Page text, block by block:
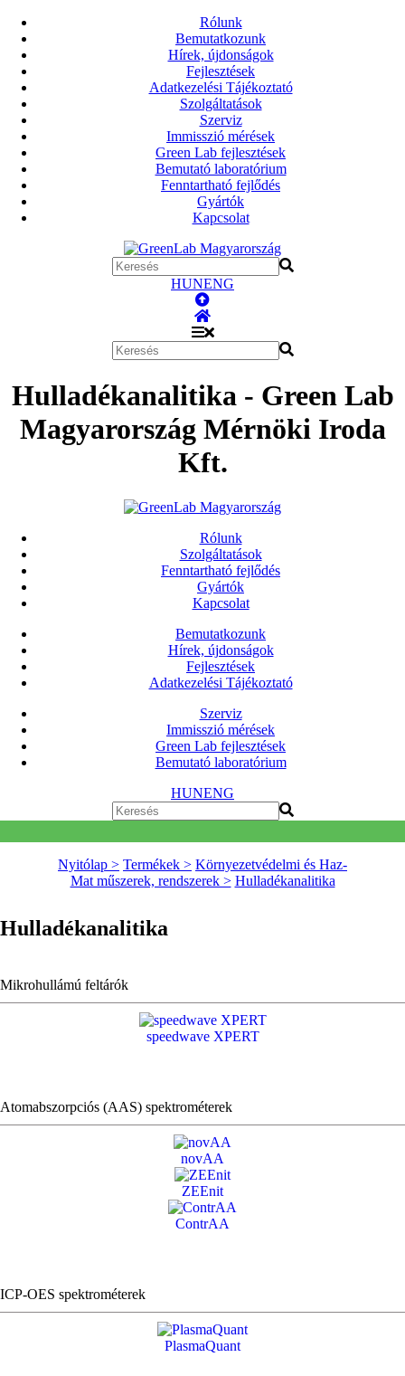
Rólunk
Bemutatkozunk
Hírek, újdonságok
Fejlesztések
Adatkezelési Tájékoztató
Szolgáltatások
Szerviz
Immisszió mérések
Green Lab fejlesztések
Bemutató laboratórium
Fenntartható fejlődés
Gyártók
Kapcsolat
HUNENG
Hulladékanalitika - Green Lab
Magyarország Mérnöki Iroda
Kft.
Rólunk
Szolgáltatások
Fenntartható fejlődés
Gyártók
Kapcsolat
Bemutatkozunk
Hírek, újdonságok
Fejlesztések
Adatkezelési Tájékoztató
Szerviz
Immisszió mérések
Green Lab fejlesztések
Bemutató laboratórium
HUNENG
Nyitólap > Termékek > Környezetvédelmi és Haz-
Mat műszerek, rendszerek > Hulladékanalitika
Hulladékanalitika
Mikrohullámú feltárók
speedwave XPERT
Atomabszorpciós (AAS) spektrométerek
novAA
ZEEnit
ContrAA
ICP-OES spektrométerek
PlasmaQuant